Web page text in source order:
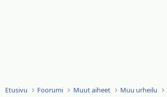
Etusivu Foorumi Muut aiheet Muu urheilu